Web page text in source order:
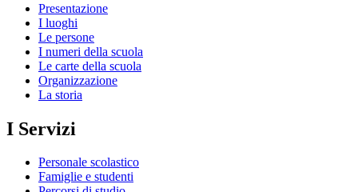
Presentazione
I luoghi
Le persone
I numeri della scuola
Le carte della scuola
Organizzazione
La storia
I Servizi
Personale scolastico
Famiglie e studenti